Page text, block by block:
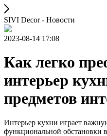
SIVI Decor - Новости
2023-08-14 17:08
Как легко
интерьер
предметов
Интерьер кухни играет
функциональной обстановки